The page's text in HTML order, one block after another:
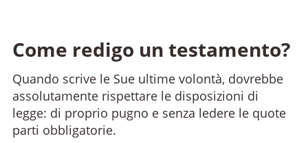
Come redigo un testamento?
Quando scrive le Sue ultime volontà, dovrebbe
assolutamente rispettare le disposizioni di
legge: di proprio pugno e senza ledere le quote
parti obbligatorie.